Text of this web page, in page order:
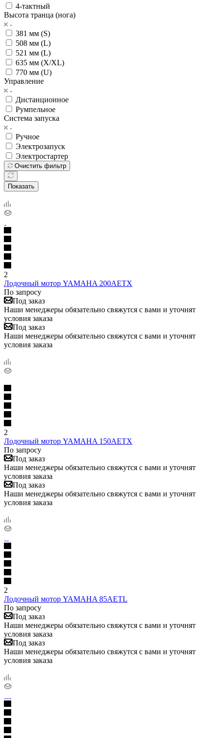
4-тактный
Высота транца (нога)
381 мм (S)
508 мм (L)
521 мм (L)
635 мм (X/XL)
770 мм (U)
Управление
Дистанционное
Румпельное
Система запуска
Ручное
Электрозапуск
Электростартер
Очистить фильтр
Показать
2
Лодочный мотор YAMAHA 200AETX
По запросу
Под заказ
Наши менеджеры обязательно свяжутся с вами и уточнят
условия заказа
Под заказ
Наши менеджеры обязательно свяжутся с вами и уточнят
условия заказа
2
Лодочный мотор YAMAHA 150AETX
По запросу
Под заказ
Наши менеджеры обязательно свяжутся с вами и уточнят
условия заказа
Под заказ
Наши менеджеры обязательно свяжутся с вами и уточнят
условия заказа
2
Лодочный мотор YAMAHA 85AETL
По запросу
Под заказ
Наши менеджеры обязательно свяжутся с вами и уточнят
условия заказа
Под заказ
Наши менеджеры обязательно свяжутся с вами и уточнят
условия заказа